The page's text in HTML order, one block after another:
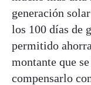
generación
los 100 días de
permitido
montante que
compensarlo